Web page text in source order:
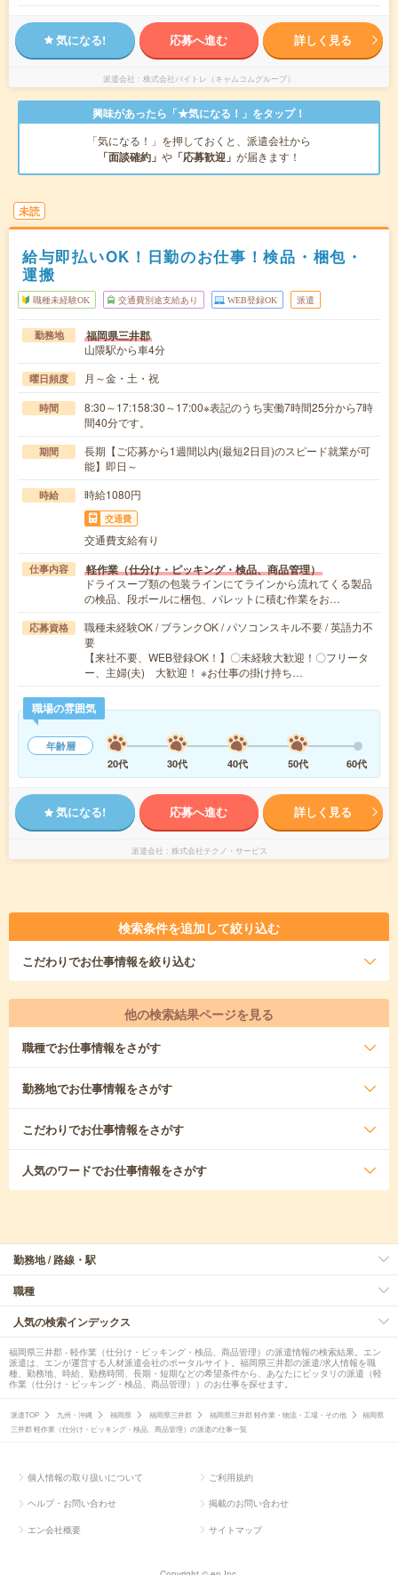
気になる! 応募へ進む 詳しく見る
派遣会社 株式会社バイトレ（キャムコムグループ）
興味があったら「★気になる！」をタップ！
「気になる！」を押しておくと、派遣会社から
「面談確約」 や 「応募歓迎」 が届きます！
未読
給与即払いOK！日勤のお仕事！検品・梱包・
運搬
職種未経験OK 交通費別途支給あり WEB登録OK 派遣
勤務地 福岡県三井郡
山隈駅から車4分
曜日頻度 月～金・土・祝
時間
8:30～17:158:30～17:00※表記のうち実働7時間25分から7時
間40分です。
期間
長期【ご応募から1週間以内(最短2日目)のスピード就業が可
能】即日～
時給 時給1080円
交通費
交通費支給有り
仕事内容 軽作業（仕分け・ピッキング・検品、商品管理）
ドライスープ類の包装ラインにてラインから流れてくる製品
の検品、段ボールに梱包、パレットに積む作業をお…
応募資格
職種未経験OK / ブランクOK / パソコンスキル不要 / 英語力不
要
【来社不要、WEB登録OK！】〇未経験大歓迎！〇フリータ
ー、主婦(夫) 大歓迎！ ※お仕事の掛け持ち…
職場の雰囲気
年齢層
20代
30代 40代 50代 60代
気になる! 応募へ進む 詳しく見る
派遣会社 株式会社テクノ・サービス
検索条件を追加して絞り込む
こだわりでお仕事情報を絞り込む
他の検索結果ページを見る
職種でお仕事情報をさがす
勤務地でお仕事情報をさがす
こだわりでお仕事情報をさがす
人気のワードでお仕事情報をさがす
勤務地 / 路線・駅
職種
人気の検索インデックス
福岡県三井郡 - 軽作業（仕分け・ピッキング・検品、商品管理）の派遣情報の検索結果。エン
派遣は、エンが運営する人材派遣会社のポータルサイト。福岡県三井郡の派遣/求人情報を職
種、勤務地、時給、勤務時間、長期・短期などの希望条件から、あなたにピッタリの派遣（軽
作業（仕分け・ピッキング・検品、商品管理））のお仕事を探せます。
派遣TOP 九州・沖縄 福岡県 福岡県三井郡 福岡県三井郡 軽作業・物流・工場・その他
福岡県
三井郡 軽作業（仕分け・ピッキング・検品、商品管理）の派遣の仕事一覧
個人情報の取り扱いについて ご利用規約
ヘルプ・お問い合わせ 掲載のお問い合わせ
エン会社概要 サイトマップ